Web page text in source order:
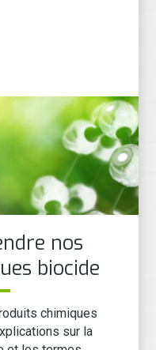
nos
biocide
chimiques
sur la